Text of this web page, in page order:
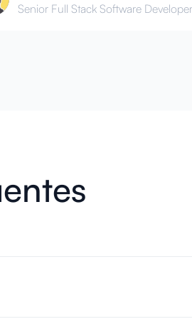
Senior Full Stack Software